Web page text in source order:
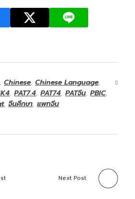
, Chinese, Chinese Language,
, PAT7.4, PAT74, PATจีน, PBIC,
, จีนศึกษา, แพทจีน
Next Post